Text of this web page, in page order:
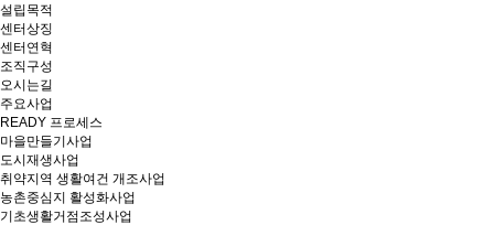
설립목적
센터상징
센터연혁
조직구성
오시는길
주요사업
READY 프로세스
마을만들기사업
도시재생사업
취약지역 생활여건 개조사업
농촌중심지 활성화사업
기초생활거점조성사업